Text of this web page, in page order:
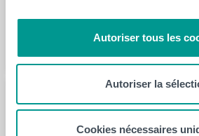
Autoriser tous les
Autoriser la
Cookies nécessaires